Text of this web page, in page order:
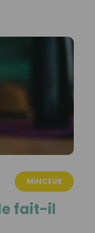
MINCEUR
fait-il